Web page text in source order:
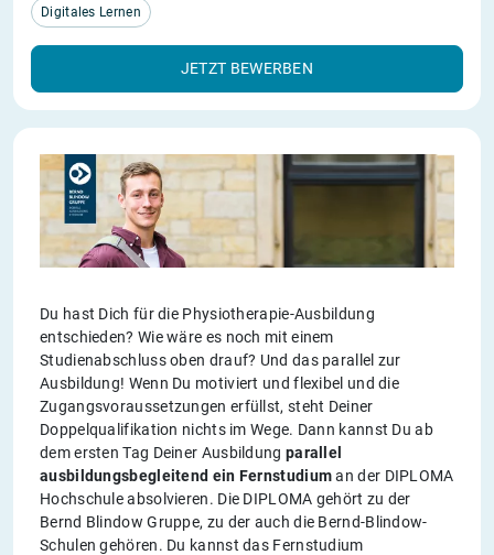
Digitales Lernen
JETZT BEWERBEN
Du hast Dich für die Physiotherapie-Ausbildung
entschieden? Wie wäre es noch mit einem
Studienabschluss oben drauf? Und das parallel zur
Ausbildung! Wenn Du motiviert und flexibel und die
Zugangsvoraussetzungen erfüllst, steht Deiner
Doppelqualifikation nichts im Wege. Dann kannst Du ab
dem ersten Tag Deiner Ausbildung parallel
ausbildungsbegleitend ein Fernstudiuman der DIPLOMA
Hochschule absolvieren. Die DIPLOMA gehört zu der
Bernd Blindow Gruppe, zu der auch die Bernd-Blindow-
Schulen gehören. Du kannst das Fernstudium